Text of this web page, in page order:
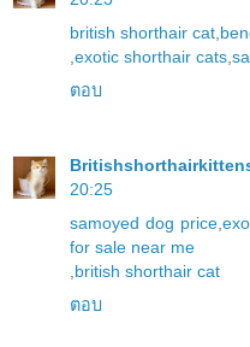
british shorthair cat
exotic shorthair cats
ตอบ
20:25
samoyed dog price
for sale near me
british shorthair cat
ตอบ